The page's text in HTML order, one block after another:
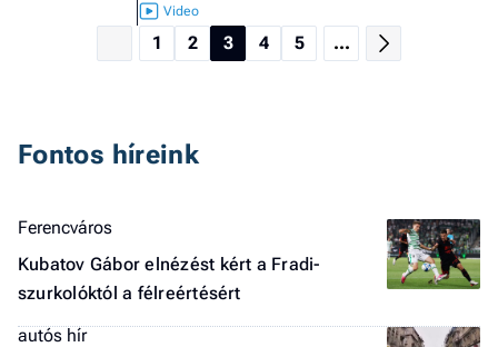
1 2 3 4 5 ...
Fontos híreink
Ferencváros
Kubatov Gábor elnézést kért a Fradi-
szurkolóktól a félreértésért
autós hír